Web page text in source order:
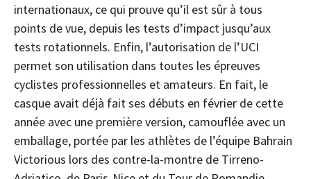
internationaux, ce qui prouve qu’il est sûr à tous
points de vue, depuis les tests d’impact jusqu’aux
tests rotationnels. Enfin, l’autorisation de l’UCI
permet son utilisation dans toutes les épreuves
cyclistes professionnelles et amateurs. En fait, le
casque avait déjà fait ses débuts en février de cette
année avec une première version, camouflée avec un
emballage, portée par les athlètes de l’équipe Bahrain
Victorious lors des contre-la-montre de Tirreno-